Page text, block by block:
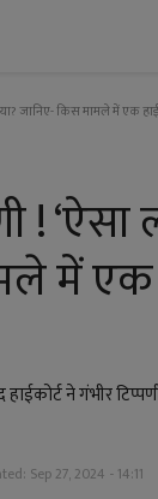
जानिए- किस मामले में एक
!
में एक
ने गंभीर
Sep 27, 2024 - 14:11